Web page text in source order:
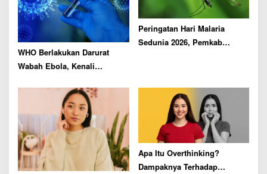
WHO Berlakukan Darurat
Wabah Ebola, Kenali
Peringatan Hari Malaria
Sedunia 2026, Pemkab
Apa Itu Overthinking?
Dampaknya Terhadap